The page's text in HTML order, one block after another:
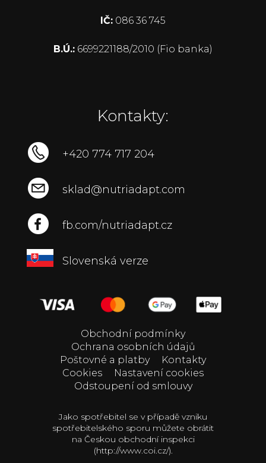
IČ: 086 36 745
B.Ú.: 6699221188/2010 (Fio banka)
Kontakty:
+420 774 717 204
sklad@nutriadapt.com
fb.com/nutriadapt.cz
Slovenská verze
Obchodní podmínky
Ochrana osobních údajů
Poštovné a platby
Kontakty
Cookies
Nastavení cookies
Odstoupení od smlouvy
Jako spotřebitel se v případě vzniku
spotřebitelského sporu můžete obrátit
na Českou obchodní inspekci
(http://www.coi.cz/).